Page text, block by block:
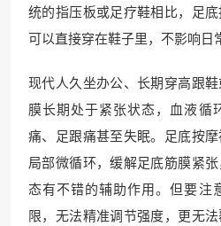
统的指压板或足疗鞋相比，足底
可以直接穿在鞋子里，不影响日
现代人久坐办公、长期穿高跟
膜长期处于紧张状态，血液循
痛、足跟痛甚至失眠。足底按
局部微循环，缓解足底筋膜紧
态有不错的辅助作用。但要注
限，无法精准调节强度，更无